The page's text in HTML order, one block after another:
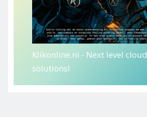
Klikonline.nl - Next level cloud
solutions!